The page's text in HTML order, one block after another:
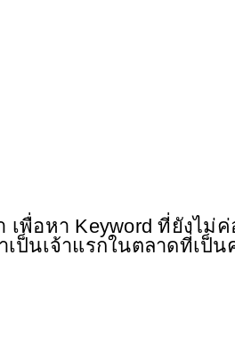
พื่อหา Keyword ที่ยังไม่ค่
เป็นเจ้าแรกในตลาดที่เป็น